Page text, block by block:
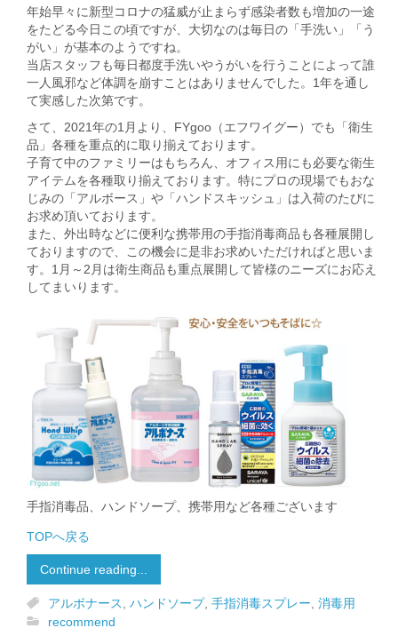
年始早々に新型コロナの猛威が止まらず感染者数も増加の一途
をたどる今日この頃ですが、大切なのは毎日の「手洗い」「う
がい」が基本のようですね。
当店スタッフも毎日都度手洗いやうがいを行うことによって誰
一人風邪など体調を崩すことはありませんでした。1年を通し
て実感した次第です。
さて、2021年の1月より、FYgoo（エフワイグー）でも「衛生
品」各種を重点的に取り揃えております。
子育て中のファミリーはもちろん、オフィス用にも必要な衛生
アイテムを各種取り揃えております。特にプロの現場でもおな
じみの「アルボース」や「ハンドスキッシュ」は入荷のたびに
お求め頂いております。
また、外出時などに便利な携帯用の手指消毒商品も各種展開し
ておりますので、この機会に是非お求めいただければと思いま
す。1月～2月は衛生商品も重点展開して皆様のニーズにお応え
してまいります。
手指消毒品、ハンドソープ、携帯用など各種ございます
TOPへ戻る
Continue reading...
アルボナース ハンドソープ, 手指消毒スプレー 消毒用
recommend